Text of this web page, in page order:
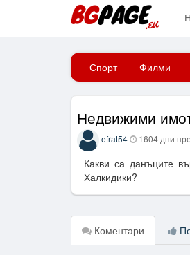
Начало
Спорт Филми
Недвижими
efrat54 1604 дни
Какви са данъците
Халкидики?
Коментари